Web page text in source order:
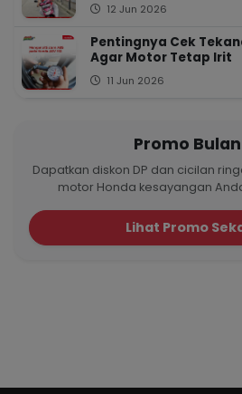
12 Jun 2026
Pentingnya Cek
Agar Motor Tetap Irit
11 Jun 2026
Promo
Dapatkan diskon DP dan cicilan
motor Honda kesayangan
Lihat Promo